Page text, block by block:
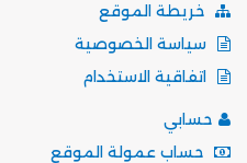
خريطة الموقع
سياسة الخصوصية
اتفاقية الاستخدام
حسابي
حساب عمولة الموقع